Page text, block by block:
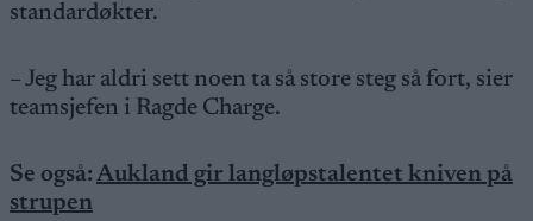
standardøkter.
– Jeg har aldri sett noen ta så store steg så fort, sier
teamsjefen i Ragde Charge.
Se også: Aukland gir langløpstalentet kniven på
strupen